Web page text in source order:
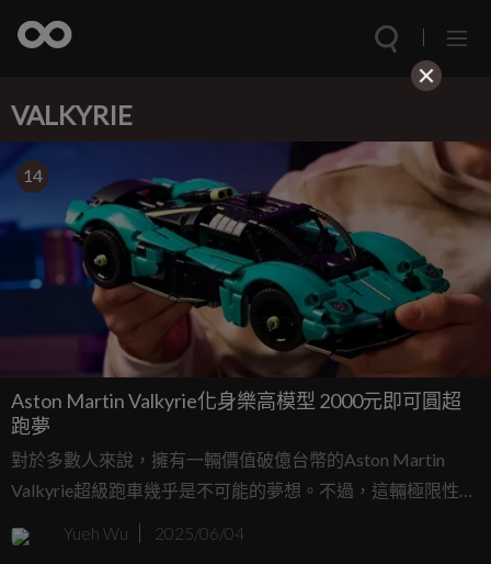
VALKYRIE
14
Aston Martin Valkyrie化身樂高模型 2000元即可圓超
跑夢
對於多數人來說，擁有一輛價值破億台幣的Aston Martin
Valkyrie超級跑車幾乎是不可能的夢想。不過，這輛極限性能
的英倫超跑如今有了另一種親民化的詮釋，由LEGO Technic
推出的縮小版Valkyrie模型，售價僅64.99美元（約台幣2,000
Yueh Wu 2025/06/04